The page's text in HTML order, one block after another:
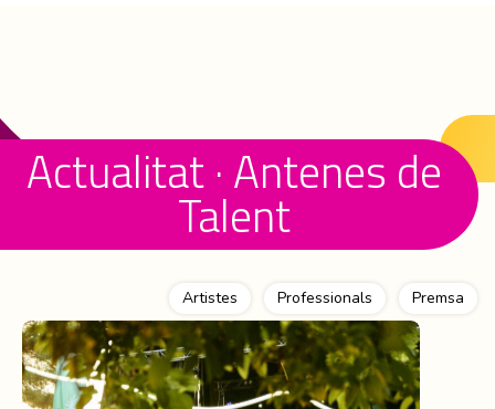
Actualitat · Antenes de
Talent
Artistes Professionals Premsa